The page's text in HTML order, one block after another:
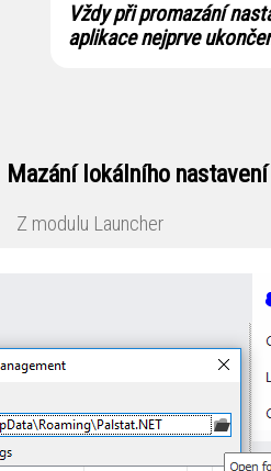
Vždy při promazání
aplikace nejprve
Mazání lokálního
Z modulu Launcher